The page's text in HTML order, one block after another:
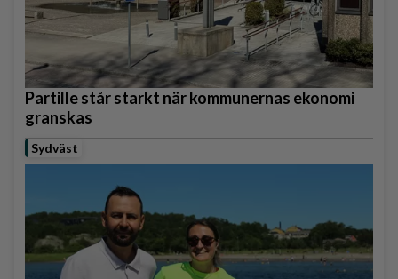
Partille står starkt när kommunernas ekonomi
granskas
Sydväst